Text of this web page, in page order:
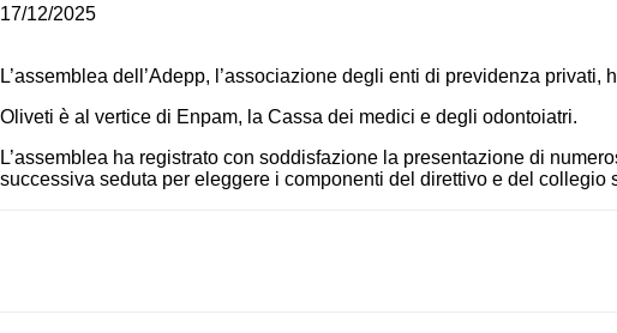
17/12/2025
L’assemblea dell’Adepp, l’associazione degli enti di previdenza
Oliveti è al vertice di Enpam, la Cassa dei medici e degli odontoiatri.
L’assemblea ha registrato con soddisfazione la presentazione di
successiva seduta per eleggere i componenti del direttivo e del collegio